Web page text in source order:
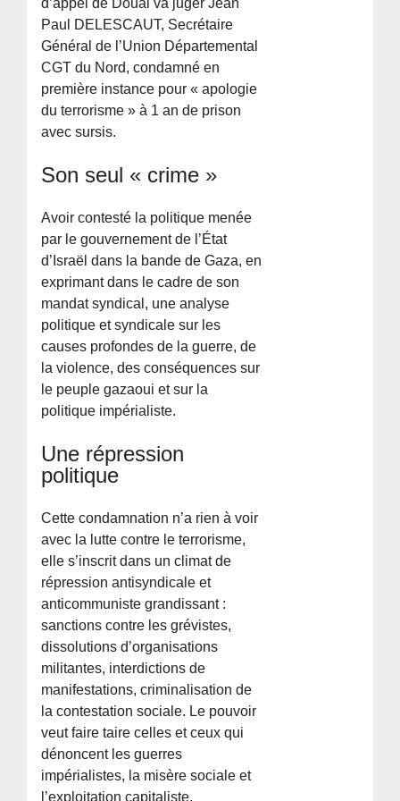
d’appel de Douai va juger Jean
Paul DELESCAUT, Secrétaire
Général de l’Union Départemental
CGT du Nord, condamné en
première instance pour « apologie
du terrorisme » à 1 an de prison
avec sursis.
Son seul « crime »
Avoir contesté la politique menée
par le gouvernement de l’État
d’Israël dans la bande de Gaza, en
exprimant dans le cadre de son
mandat syndical, une analyse
politique et syndicale sur les
causes profondes de la guerre, de
la violence, des conséquences sur
le peuple gazaoui et sur la
politique impérialiste.
Une répression
politique
Cette condamnation n’a rien à voir
avec la lutte contre le terrorisme,
elle s’inscrit dans un climat de
répression antisyndicale et
anticommuniste grandissant :
sanctions contre les grévistes,
dissolutions d’organisations
militantes, interdictions de
manifestations, criminalisation de
la contestation sociale. Le pouvoir
veut faire taire celles et ceux qui
dénoncent les guerres
impérialistes, la misère sociale et
l’exploitation capitaliste.